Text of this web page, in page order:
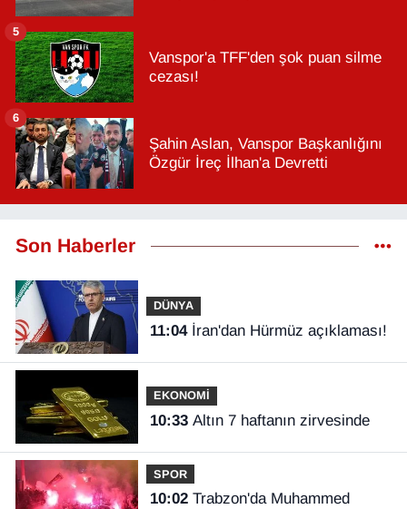
Vanspor'a TFF'den şok puan silme
cezası!
5
Şahin Aslan, Vanspor Başkanlığını
Özgür İreç İlhan'a Devretti
6
Son Haberler
DÜNYA
11:04 İran'dan Hürmüz açıklaması!
EKONOMİ
10:33 Altın 7 haftanın zirvesinde
SPOR
10:02Trabzon'da Muhammed